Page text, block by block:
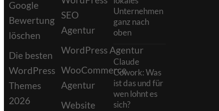
Google
Bewertung
löschen
Die besten
WordPress
Themes
2026
SEO
Agentur
WordPress Agentur
WooCommerce
Agentur
Website
Unternehmen
ganz nach
oben
Claude
Cowork: Was
ist das und für
wen lohnt es
sich?